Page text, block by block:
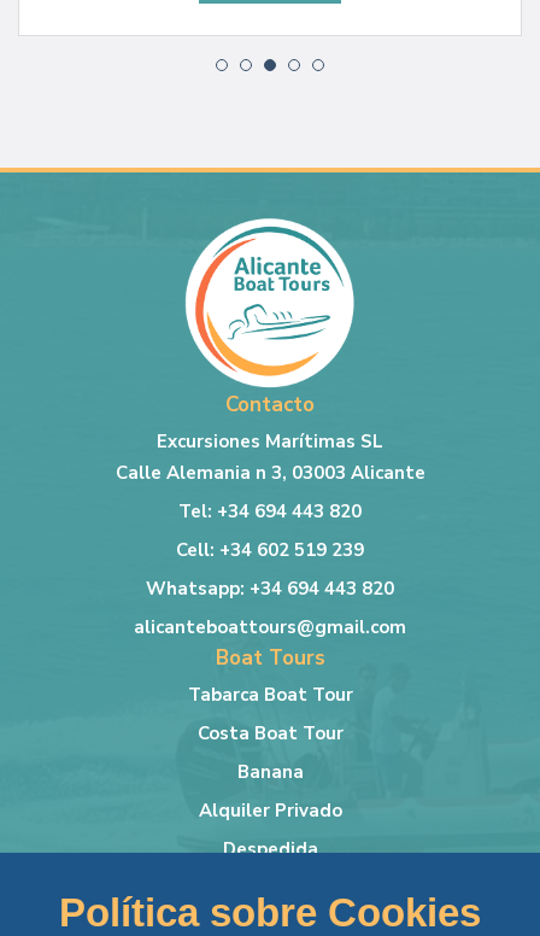
Política sobre Cookies
Contacto
Excursiones Marítimas SL
Calle Alemania n 3, 03003 Alicante
Tel: +34 694 443 820
Cell: +34 602 519 239
Whatsapp: +34 694 443 820
alicanteboattours@gmail.com
Boat Tours
Tabarca Boat Tour
Costa Boat Tour
Banana
Alquiler Privado
Despedida
Lancha